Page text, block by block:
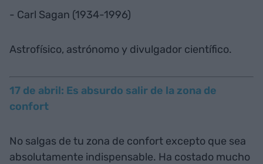
- Carl Sagan (1934-1996)
Astrofísico, astrónomo y divulgador científico.
17 de abril: Es absurdo salir de la zona de
confort
No salgas de tu zona de confort excepto que sea
absolutamente indispensable. Ha costado mucho